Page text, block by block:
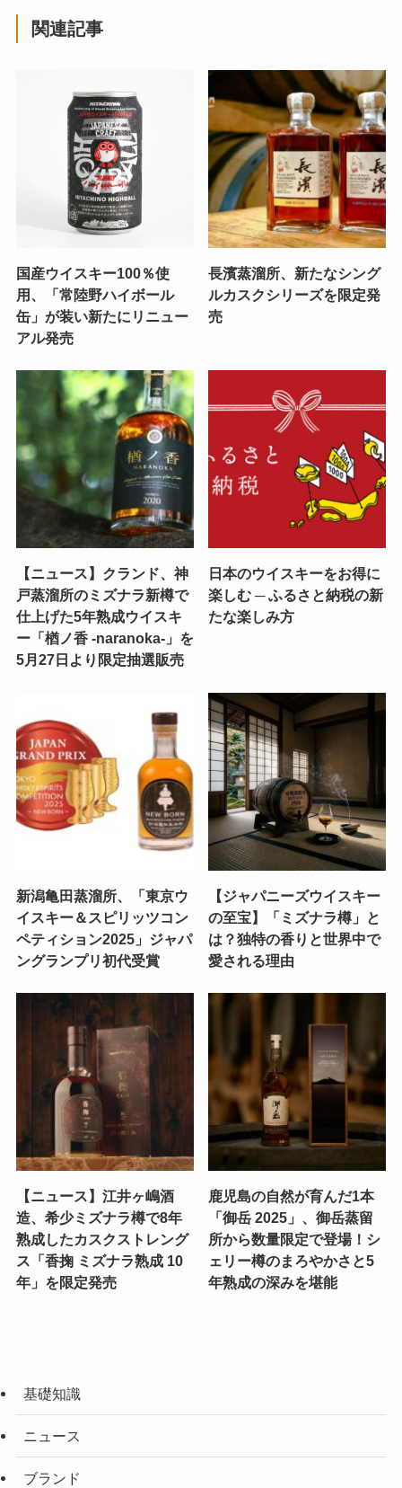
関連記事
国産ウイスキー100％使
用、「常陸野ハイボール
缶」が装い新たにリニュー
アル発売
長濱蒸溜所、新たなシング
ルカスクシリーズを限定発
売
【ニュース】クランド、神
戸蒸溜所のミズナラ新樽で
仕上げた5年熟成ウイスキ
ー「楢ノ香 -naranoka-」を
5月27日より限定抽選販売
日本のウイスキーをお得に
楽しむ ─ ふるさと納税の新
たな楽しみ方
新潟亀田蒸溜所、「東京ウ
イスキー＆スピリッツコン
ペティション2025」ジャパ
ングランプリ初代受賞
【ジャパニーズウイスキー
の至宝】「ミズナラ樽」と
は？独特の香りと世界中で
愛される理由
【ニュース】江井ヶ嶋酒
造、希少ミズナラ樽で8年
熟成したカスクストレング
ス「香掬 ミズナラ熟成 10
年」を限定発売
鹿児島の自然が育んだ1本
「御岳 2025」、御岳蒸留
所から数量限定で登場！シ
ェリー樽のまろやかさと5
年熟成の深みを堪能
基礎知識
ニュース
ブランド